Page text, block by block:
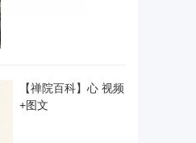
【禅院百科】心 视频
+图文